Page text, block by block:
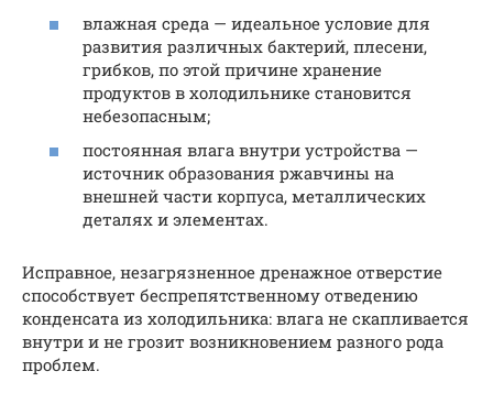
влажная среда — идеальное условие для
развития различных бактерий, плесени,
грибков, по этой причине хранение
продуктов в холодильнике становится
небезопасным;
постоянная влага внутри устройства —
источник образования ржавчины на
внешней части корпуса, металлических
деталях и элементах.
Исправное, незагрязненное дренажное отверстие
способствует беспрепятственному отведению
конденсата из холодильника: влага не скапливается
внутри и не грозит возникновением разного рода
проблем.